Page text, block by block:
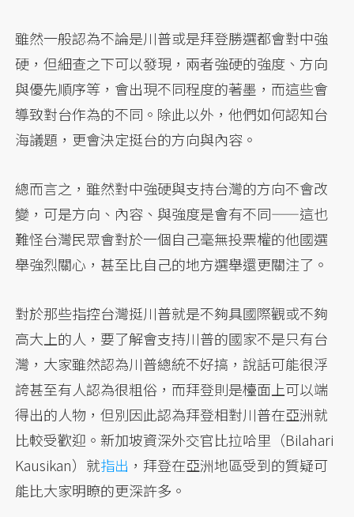
雖然一般認為不論是川普或是拜登勝選都會對中強
硬，但細查之下可以發現，兩者強硬的強度、方向
與優先順序等，會出現不同程度的著墨，而這些會
導致對台作為的不同。除此以外，他們如何認知台
海議題，更會決定挺台的方向與內容。
總而言之，雖然對中強硬與支持台灣的方向不會改
變，可是方向、內容、與強度是會有不同——這也
難怪台灣民眾會對於一個自己毫無投票權的他國選
舉強烈關心，甚至比自己的地方選舉還更關注了。
對於那些指控台灣挺川普就是不夠具國際觀或不夠
高大上的人，要了解會支持川普的國家不是只有台
灣，大家雖然認為川普總統不好搞，說話可能很浮
誇甚至有人認為很粗俗，而拜登則是檯面上可以端
得出的人物，但別因此認為拜登相對川普在亞洲就
比較受歡迎。新加坡資深外交官比拉哈里（Bilahari
Kausikan）就指出 ，拜登在亞洲地區受到的質疑可
能比大家明瞭的更深許多。